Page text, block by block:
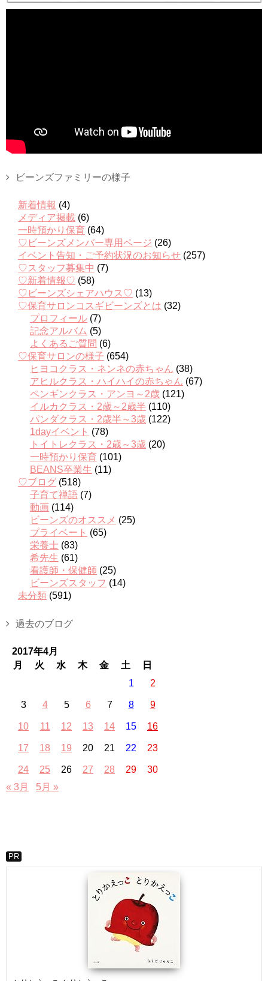
ビーンズファミリーの様子
新着情報 (4)
メディア掲載 (6)
一時預かり保育 (64)
♡ビーンズメンバー専用ページ (26)
イベント告知・ご予約状況のお知らせ (257)
♡スタッフ募集中 (7)
♡新着情報♡ (58)
♡ビーンズシェアハウス♡ (13)
♡保育サロンコスギビーンズとは (32)
プロフィール (7)
記念アルバム (5)
よくあるご質問 (6)
♡保育サロンの様子 (654)
ヒヨコクラス・ネンネの赤ちゃん (38)
アヒルクラス・ハイハイの赤ちゃん (67)
ペンギンクラス・アンヨ～2歳 (121)
イルカクラス・2歳～2歳半 (110)
パンダクラス・2歳半～3歳 (122)
1dayイベント (78)
トイトレクラス・2歳～3歳 (20)
一時預かり保育 (101)
BEANS卒業生 (11)
♡ブログ (518)
子育て禅語 (7)
動画 (114)
ビーンズのオススメ (25)
プライベート (65)
栄養士 (83)
希先生 (61)
看護師・保健師 (25)
ビーンズスタッフ (14)
未分類 (591)
過去のブログ
2017年4月
月
火 水 木 金 土
日
1
2
3 4 5 6 7 8 9
10 11 12 13 14 15 16
17 18 19 20 21 22 23
24 25 26 27 28 29
30
« 3月
5月 »
PR